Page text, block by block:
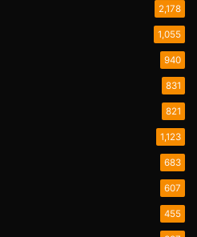
2,178
1,055
940
831
821
1,123
683
607
455